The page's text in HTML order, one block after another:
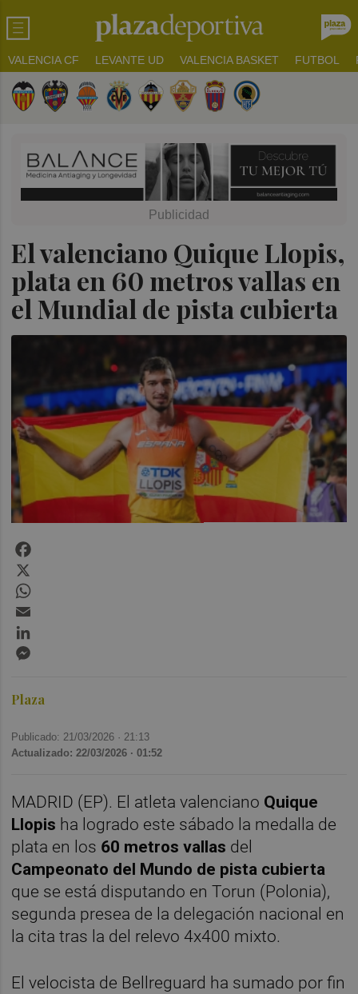
VALENCIA CF LEVANTE UD VALENCIA BASKET FUTBOL
El valenciano Quique Llopis,
plata en 60 metros vallas en
el Mundial de pista cubierta
Plaza
Publicado: 21/03/2026 · 21:13
Actualizado: 22/03/2026 · 01:52
MADRID (EP). El atleta valenciano Quique
Llopis ha logrado este sábado la medalla de
plata en los 60 metros vallas del
Campeonato del Mundo de pista cubierta
que se está disputando en Torun (Polonia),
segunda presea de la delegación nacional en
la cita tras la del relevo 4x400 mixto.
El velocista de Bellreguard ha sumado por fin